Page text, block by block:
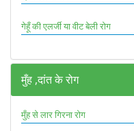
गेहूँ की एलर्जी या वीट बेली रोग
मुँह ,दांत के रोग
मुँह से लार गिरना रोग